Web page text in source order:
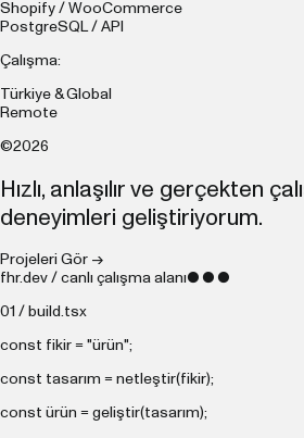
Shopify / WooCommerce
PostgreSQL / API
Çalışma:
Türkiye & Global
Remote
©2026
Hızlı, anlaşılır ve gerçekten
deneyimleri geliştiriyorum.
Projeleri Gör →
fhr.dev / canlı çalışma alanı● ● ●
01 / build.tsx
const fikir = "ürün";
const tasarım = netleştir(fikir);
const ürün = geliştir(tasarım);